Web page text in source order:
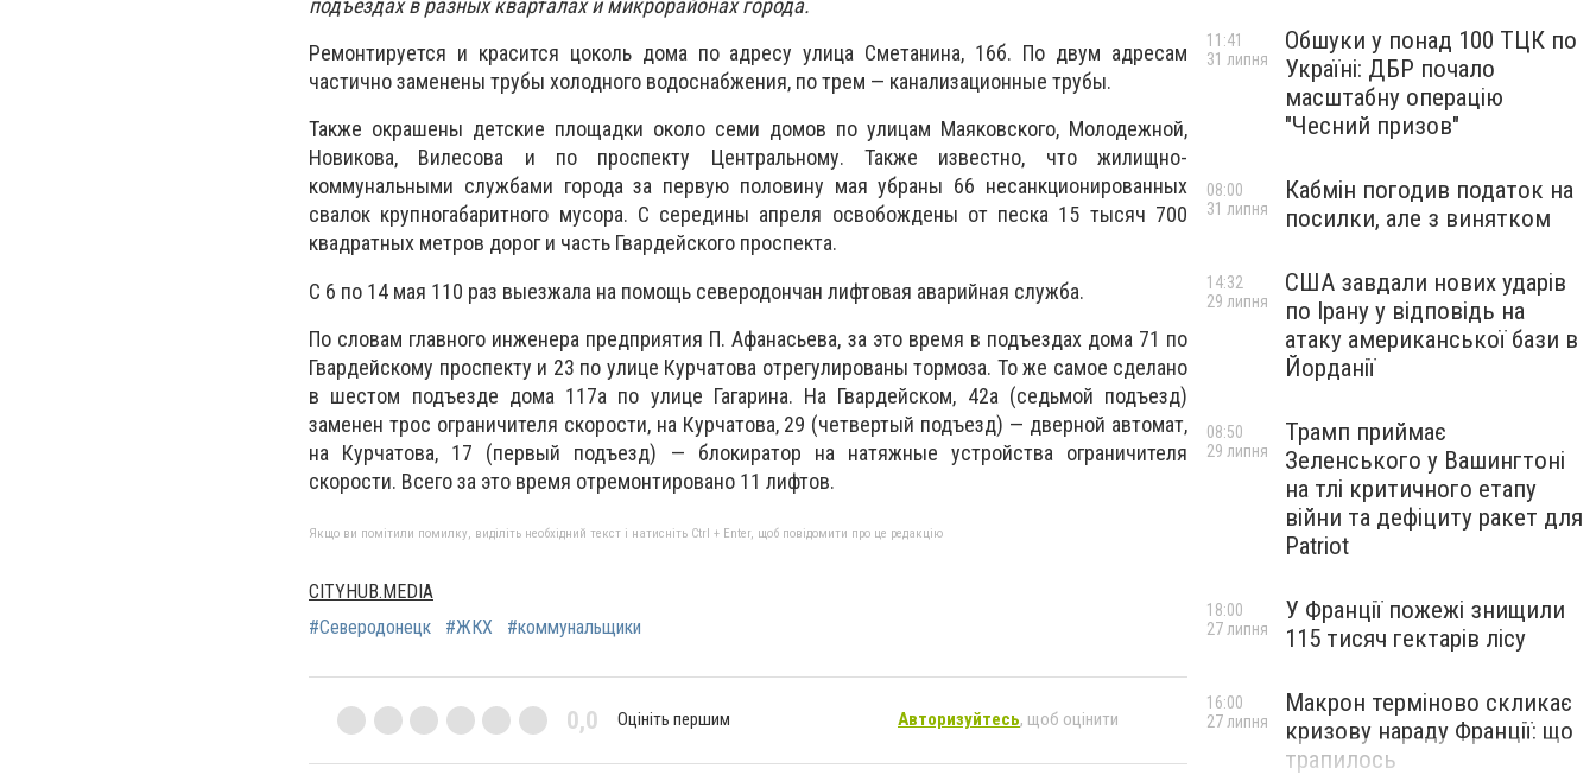
подъездах в разных кварталах и микрорайонах города.
Ремонтируется и красится цоколь дома по адресу улица Сметанина, 16б. По двум адресам
частично заменены трубы холодного водоснабжения, по трем — канализационные трубы.
Также окрашены детские площадки около семи домов по улицам Маяковского, Молодежной,
Новикова, Вилесова и по проспекту Центральному. Также известно, что жилищно-
коммунальными службами города за первую половину мая убраны 66 несанкционированных
свалок крупногабаритного мусора. С середины апреля освобождены от песка 15 тысяч 700
квадратных метров дорог и часть Гвардейского проспекта.
С 6 по 14 мая 110 раз выезжала на помощь северодончан лифтовая аварийная служба.
По словам главного инженера предприятия П. Афанасьева, за это время в подъездах дома 71 по
Гвардейскому проспекту и 23 по улице Курчатова отрегулированы тормоза. То же самое сделано
в шестом подъезде дома 117а по улице Гагарина. На Гвардейском, 42а (седьмой подъезд)
заменен трос ограничителя скорости, на Курчатова, 29 (четвертый подъезд) — дверной автомат,
на Курчатова, 17 (первый подъезд) — блокиратор на натяжные устройства ограничителя
скорости. Всего за это время отремонтировано 11 лифтов.
Якщо ви помітили помилку, виділіть необхідний текст і натисніть Ctrl + Enter, щоб повідомити про це редакцію
CITYHUB.MEDIA
#Северодонецк
#ЖКХ #коммунальщики
0,0 Оцініть першим Авторизуйтесь, щоб оцінити
Обшуки у понад 100 ТЦК по
Україні: ДБР почало
масштабну операцію
"Чесний призов"
11:41
31 липня
Кабмін погодив податок на
посилки, але з винятком
08:00
31 липня
США завдали нових ударів
по Ірану у відповідь на
атаку американської бази в
Йорданії
14:32
29 липня
Трамп приймає
Зеленського у Вашингтоні
на тлі критичного етапу
війни та дефіциту ракет для
Patriot
08:50
29 липня
У Франції пожежі знищили
115 тисяч гектарів лісу
18:00
27 липня
Макрон терміново скликає
кризову нараду Франції: що
трапилось
16:00
27 липня